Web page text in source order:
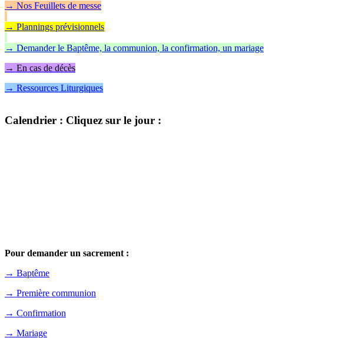
→ Nos Feuillets de messe
→ Plannings prévisionnels
→ Demander le Baptême, la communion, la confirmation, un mariage
→ En cas de décès
→ Ressources Liturgiques
Calendrier : Cliquez sur le jour :
Pour demander un sacrement :
→ Baptême
→ Première communion
→ Confirmation
→ Mariage